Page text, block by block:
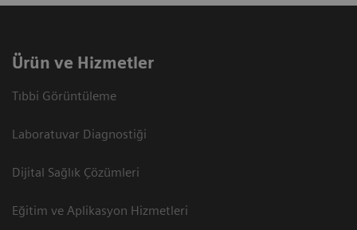
Ürün ve Hizmetler
Tıbbi Görüntüleme
Laboratuvar Diagnostiği
Dijital Sağlık Çözümleri
Eğitim ve Aplikasyon Hizmetleri